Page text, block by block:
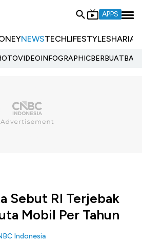
APPS
NEWSTECHLIFESTYLESHARIA
VIDEOINFOGRAPHIC
Sebut RI Terjebak
Mobil Per Tahun
Indonesia